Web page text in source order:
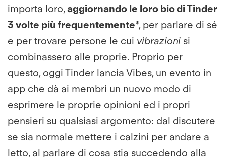
importa loro,aggiornando le loro bio di Tinder
3 volte più frequentemente*, per parlare di sé
e per trovare persone le cui vibrazioni si
combinassero alle proprie. Proprio per
questo, oggi Tinder lancia Vibes, un evento in
app che dà ai membri un nuovo modo di
esprimere le proprie opinioni ed i propri
pensieri su qualsiasi argomento: dal discutere
se sia normale mettere i calzini per andare a
letto, al parlare di cosa stia succedendo alla